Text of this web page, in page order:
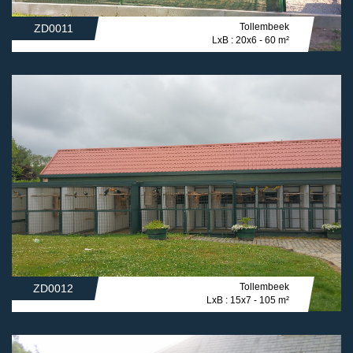
ZD0011
Tollembeek
LxB : 20x6 - 60 m²
ZD0012
Tollembeek
LxB : 15x7 - 105 m²